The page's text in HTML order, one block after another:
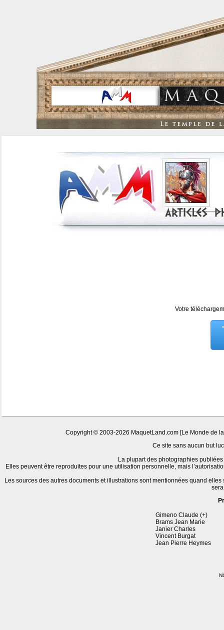
Votre
Copyright © 2003-2026 MaquetLand.com [Le Monde de
Ce site sans aucun but
La plupart des photographies
Elles peuvent être reproduites pour une utilisation personnelle, mais
Les sources des autres documents et illustrations sont mentionnées quand
Gimeno Claude (+)
Brams Jean Marie
Janier Charles
Vincent Burgat
Jean Pierre Heymes